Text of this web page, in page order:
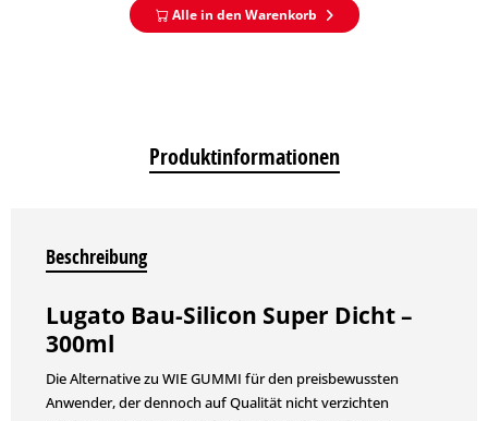
Alle in den Warenkorb
Produktinformationen
Beschreibung
Lugato Bau-Silicon Super Dicht –
300ml
Die Alternative zu WIE GUMMI für den preisbewussten
Anwender, der dennoch auf Qualität nicht verzichten